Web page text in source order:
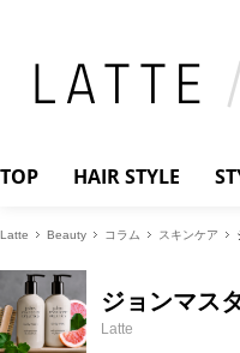
TOP HAIR STYLE
Latte Beauty コラム スキンケア
ジョンマス
Latte